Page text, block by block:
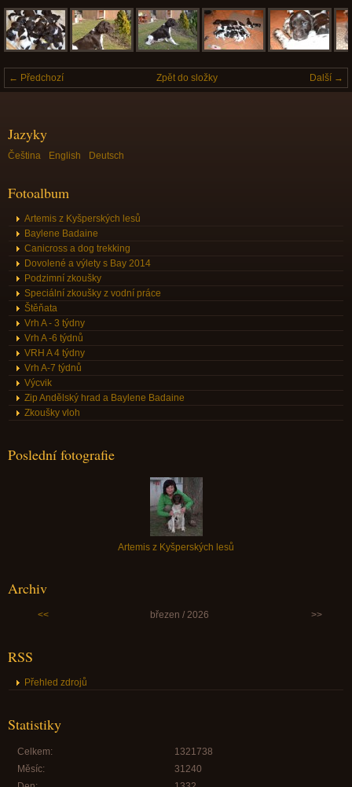
← Předchozí Další →
Zpět do složky
Jazyky
Čeština English Deutsch
Fotoalbum
Artemis z Kyšperských lesů
Baylene Badaine
Canicross a dog trekking
Dovolené a výlety s Bay 2014
Podzimní zkoušky
Speciální zkoušky z vodní práce
Štěňata
Vrh A - 3 týdny
Vrh A -6 týdnů
VRH A 4 týdny
Vrh A-7 týdnů
Výcvik
Zip Andělský hrad a Baylene Badaine
Zkoušky vloh
Poslední fotografie
Artemis z Kyšperských lesů
Archiv
<< březen / 2026 >>
RSS
Přehled zdrojů
Statistiky
Celkem:
1321738
Měsíc:
31240